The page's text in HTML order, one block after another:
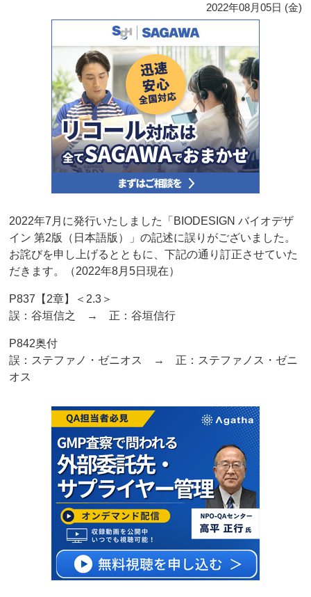
2022年08月05日 (金)
2022年7月に発行いたしました「BIODESIGN バイオデザ
イン 第2版（日本語版）」の記述に誤りがございました。
お詫びを申し上げるとともに、下記の通り訂正させていた
だきます。（2022年8月5日現在）
P837【2章】＜2.3＞
誤：谷垣信之 → 正：谷垣信行
P842奥付
誤：ステファノ・ゼニオス → 正：ステファノス・ゼニ
オス